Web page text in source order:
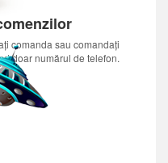
comanda sau comandați
doar numărul de telefon.